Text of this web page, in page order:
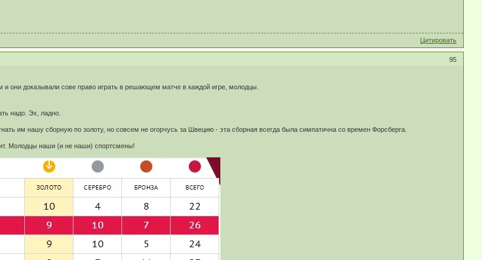
Цитировать
95
они доказывали сове право играть в решающем матче в каждой игре, молодцы.
надо. Эх, ладно.
им нашу сборную по золоту, но совсем не огорчусь за Швецию - эта сборная всегда была симпатична со времен Форсберга.
Молодцы наши (и не наши) спортсмены!